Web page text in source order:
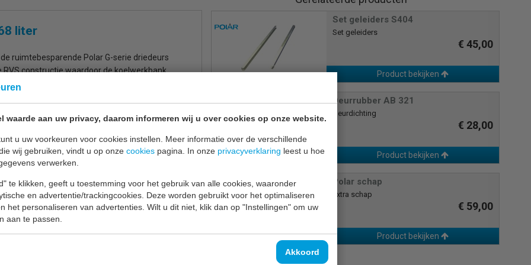
waarde aan uw privacy, daarom informeren wij u over cookies op onze website.
u uw voorkeuren voor cookies instellen. Meer informatie over de verschillende
wij gebruiken, vindt u op onze cookies pagina. In onze privacyverklaring leest u hoe
verwerken.
te klikken, geeft u toestemming voor het gebruik van alle cookies, waaronder
en advertentie/trackingcookies. Deze worden gebruikt voor het optimaliseren
het personaliseren van advertenties. Wilt u dit niet, klik dan op "Instellingen" om uw
aan te passen.
Akkoord
liter
ruimtebesparende Polar G-serie driedeurs
constructie waardoor de koelwerkbank
terwijl het duurzame werkblad ideaal
blenders of keukenmachines op te plaatsen. GN
in professionele keukens. Ze hebben een
G-serie is de perfecte keus als u een koeling
openen en sluiten. De G-serie functioneert
en schapgeleiders zijn verkrijgbaar bij de
Set geleiders S404
Set geleiders
€ 45,00
Product bekijken
Deurrubber AB 321
Deurdichting
€ 28,00
Product bekijken
Polar schap
Extra schap
€ 59,00
Product bekijken